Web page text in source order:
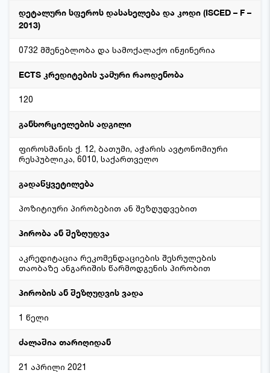
დეტალური სფეროს დასახელება და კოდი (ISCED – F –
2013)
0732 მშენებლობა და სამოქალაქო ინჟინერია
ECTS კრედიტების ჯამური რაოდენობა
120
განხორციელების ადგილი
ფიროსმანის ქ. 12, ბათუმი, აჭარის ავტონომიური
რესპუბლიკა, 6010, საქართველო
გადაწყვეტილება
პოზიტიური პირობებით ან შეზღუდვებით
პირობა ან შეზღუდვა
აკრედიტაცია რეკომენდაციების შესრულების
თაობაზე ანგარიშის წარმოდგენის პირობით
პირობის ან შეზღუდვის ვადა
1 წელი
ძალაშია თარიღიდან
21 აპრილი 2021